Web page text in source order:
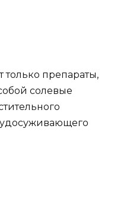
препараты,
солевые